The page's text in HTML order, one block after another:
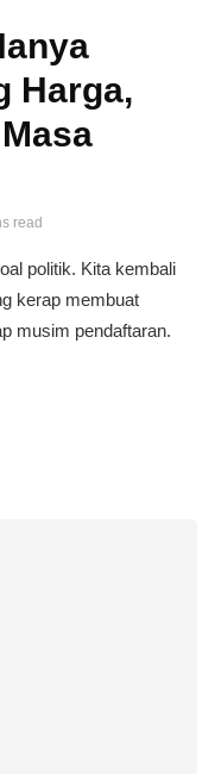
Harga,
read
politik. Kita kembali
kerap membuat
musim pendaftaran.